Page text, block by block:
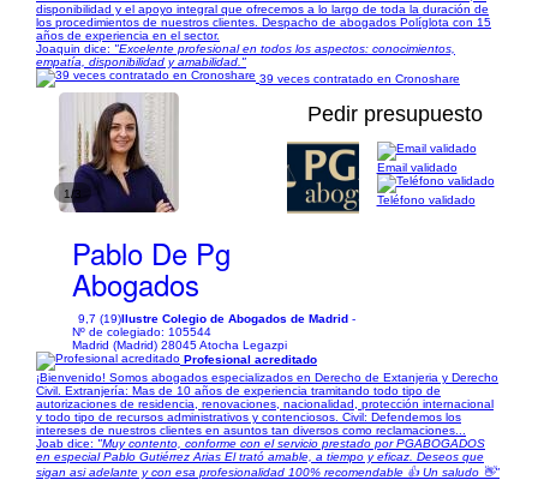
disponibilidad y el apoyo integral que ofrecemos a lo largo de toda la duración de
los procedimientos de nuestros clientes. Despacho de abogados Políglota con 15
años de experiencia en el sector.
Joaquin dice: "Excelente profesional en todos los aspectos: conocimientos,
empatía, disponibilidad y amabilidad."
39 veces contratado en Cronoshare
1/3
Pedir presupuesto
Pablo De Pg
Abogados
9,7 (19)Ilustre Colegio de Abogados de Madrid -
Nº de colegiado: 105544
Madrid (Madrid) 28045 Atocha Legazpi
Email validado
Teléfono validado
Profesional acreditado
¡Bienvenido! Somos abogados especializados en Derecho de Extanjeria y Derecho
Civil. Extranjería: Mas de 10 años de experiencia tramitando todo tipo de
autorizaciones de residencia, renovaciones, nacionalidad, protección internacional
y todo tipo de recursos administrativos y contenciosos. Civil: Defendemos los
intereses de nuestros clientes en asuntos tan diversos como reclamaciones...
Joab dice: "Muy contento, conforme con el servicio prestado por PGABOGADOS
en especial Pablo Gutiérrez Arias El trató amable, a tiempo y eficaz. Deseos que
sigan asi adelante y con esa profesionalidad 100% recomendable 👍 Un saludo 👋"